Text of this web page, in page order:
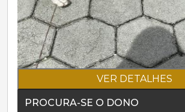
VER DETALHES
PROCURA-SE O DONO